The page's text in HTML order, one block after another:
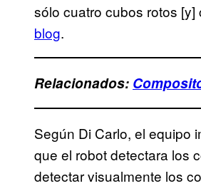
sólo cuatro cubos rotos
blog.
Relacionados:
Según Di Carlo, el equipo
que el robot detectara los
detectar visualmente los